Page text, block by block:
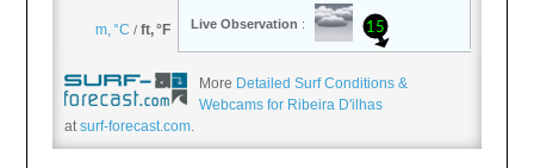
More Detailed Surf Conditions &
Webcams for Ribeira D'ilhas
atsurf-forecast.com.